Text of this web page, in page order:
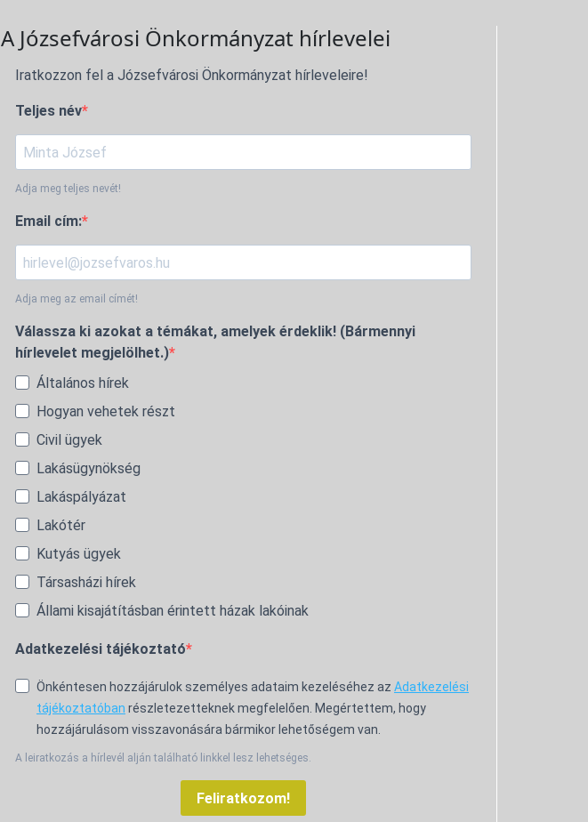
A Józsefvárosi Önkormányzat hírlevelei
Iratkozzon fel a Józsefvárosi Önkormányzat hírleveleire!
Teljes név
Adja meg teljes nevét!
Email cím:
Adja meg az email címét!
Válassza ki azokat a témákat, amelyek érdeklik! (Bármennyi
hírlevelet megjelölhet.)
Általános hírek
Hogyan vehetek részt
Civil ügyek
Lakásügynökség
Lakáspályázat
Lakótér
Kutyás ügyek
Társasházi hírek
Állami kisajátításban érintett házak lakóinak
Adatkezelési tájékoztató
Önkéntesen hozzájárulok személyes adataim kezeléséhez az Adatkezelési
tájékoztatóban részletezetteknek megfelelően. Megértettem, hogy
hozzájárulásom visszavonására bármikor lehetőségem van.
A leiratkozás a hírlevél alján található linkkel lesz lehetséges.
Feliratkozom!